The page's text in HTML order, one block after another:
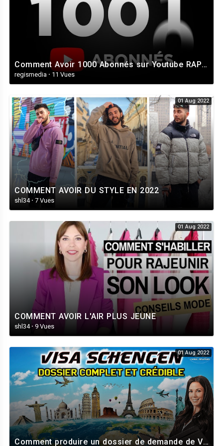
Comment Avoir 1000 Abonnés sur Youtube RAPIDEMENT (en 7 Jours)
regismedia · 11 Vues
01 Aug 2022
COMMENT AVOIR DU STYLE EN 2022
shl34 · 7 Vues
01 Aug 2022
COMMENT AVOIR L'AIR PLUS JEUNE
shl34 · 9 Vues
01 Aug 2022
Comment produire un dossier de demande de VISA Schengen : Complet, Cohérent et Crédible ?